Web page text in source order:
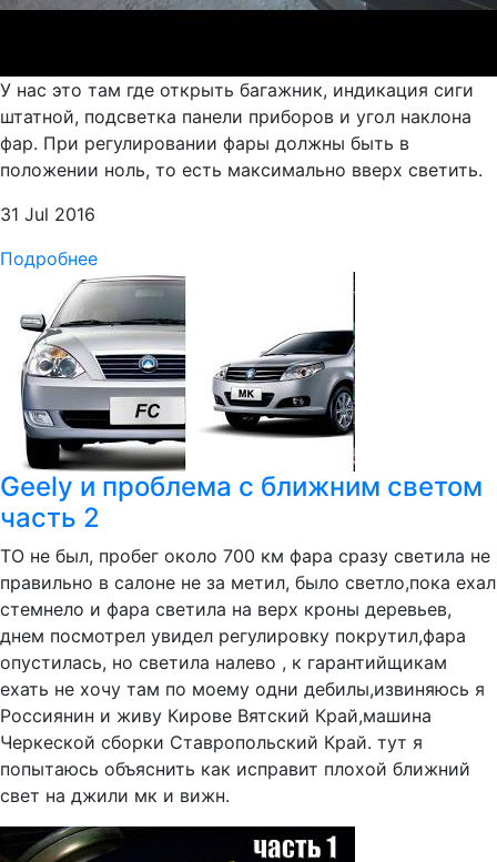
У нас это там где открыть багажник, индикация сиги
штатной, подсветка панели приборов и угол наклона
фар. При регулировании фары должны быть в
положении ноль, то есть максимально вверх светить.
31 Jul 2016
Подробнее
Geely и проблема с ближним светом
часть 2
ТО не был, пробег около 700 км фара сразу светила не
правильно в салоне не за метил, было светло,пока ехал
стемнело и фара светила на верх кроны деревьев,
днем посмотрел увидел регулировку покрутил,фара
опустилась, но светила налево , к гарантийщикам
ехать не хочу там по моему одни дебилы,извиняюсь я
Россиянин и живу Кирове Вятский Край,машина
Черкеской сборки Ставропольский Край. тут я
попытаюсь объяснить как исправит плохой ближний
свет на джили мк и вижн.